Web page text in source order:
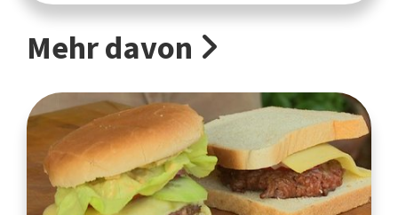
Mehr davon